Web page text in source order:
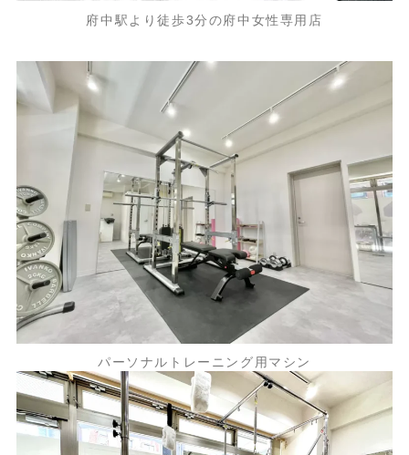
府中駅より徒歩3分の府中女性専用店
パーソナルトレーニング用マシン